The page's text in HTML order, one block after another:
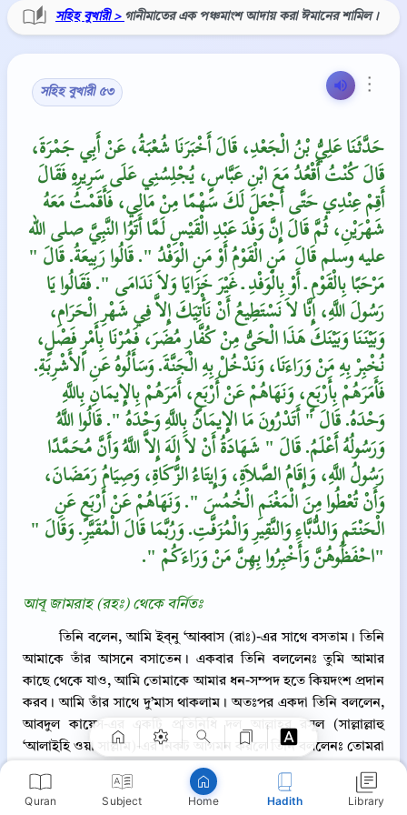
Quran Subject Home Hadith Library
সহিহ বুখারী > গানীমাতের এক পঞ্চমাংশ আদায় করা ঈমানের শামিল।
⋮
সহিহ বুখারী ৫৩
حَدَّثَنَا عَلِيُّ بْنُ الْجَعْدِ، قَالَ أَخْبَرَنَا شُعْبَةُ، عَنْ أَبِي جَمْرَةَ،
قَالَ كُنْتُ أَقْعُدُ مَعَ ابْنِ عَبَّاسٍ، يُجْلِسُنِي عَلَى سَرِيرِهِ فَقَالَ
أَقِمْ عِنْدِي حَتَّى أَجْعَلَ لَكَ سَهْمًا مِنْ مَالِي، فَأَقَمْتُ مَعَهُ
شَهْرَيْنِ، ثُمَّ قَالَ إِنَّ وَفْدَ عَبْدِ الْقَيْسِ لَمَّا أَتَوُا النَّبِيَّ صلى الله
عليه وسلم قَالَ ‏‏ مَنِ الْقَوْمُ أَوْ مَنِ الْوَفْدُ ‏"‏‏.‏ قَالُوا رَبِيعَةُ‏.‏ قَالَ ‏"‏
مَرْحَبًا بِالْقَوْمِ ـ أَوْ بِالْوَفْدِ ـ غَيْرَ خَزَايَا وَلاَ نَدَامَى ‏"‏‏.‏ فَقَالُوا يَا
رَسُولَ اللَّهِ، إِنَّا لاَ نَسْتَطِيعُ أَنْ نَأْتِيَكَ إِلاَّ فِي شَهْرِ الْحَرَامِ،
وَبَيْنَنَا وَبَيْنَكَ هَذَا الْحَىُّ مِنْ كُفَّارِ مُضَرَ، فَمُرْنَا بِأَمْرٍ فَصْلٍ،
نُخْبِرْ بِهِ مَنْ وَرَاءَنَا، وَنَدْخُلْ بِهِ الْجَنَّةَ‏.‏ وَسَأَلُوهُ عَنِ الأَشْرِبَةِ‏.‏
فَأَمَرَهُمْ بِأَرْبَعٍ، وَنَهَاهُمْ عَنْ أَرْبَعٍ، أَمَرَهُمْ بِالإِيمَانِ بِاللَّهِ
وَحْدَهُ‏.‏ قَالَ ‏"‏ أَتَدْرُونَ مَا الإِيمَانُ بِاللَّهِ وَحْدَهُ ‏"‏‏.‏ قَالُوا اللَّهُ
وَرَسُولُهُ أَعْلَمُ‏.‏ قَالَ ‏"‏ شَهَادَةُ أَنْ لاَ إِلَهَ إِلاَّ اللَّهُ وَأَنَّ مُحَمَّدًا
رَسُولُ اللَّهِ، وَإِقَامُ الصَّلاَةِ، وَإِيتَاءُ الزَّكَاةِ، وَصِيَامُ رَمَضَانَ،
وَأَنْ تُعْطُوا مِنَ الْمَغْنَمِ الْخُمُسَ ‏"‏‏.‏ وَنَهَاهُمْ عَنْ أَرْبَعٍ عَنِ
الْحَنْتَمِ وَالدُّبَّاءِ وَالنَّقِيرِ وَالْمُزَفَّتِ‏.‏ وَرُبَّمَا قَالَ الْمُقَيَّرِ‏.‏ وَقَالَ ‏"‏
احْفَظُوهُنَّ وَأَخْبِرُوا بِهِنَّ مَنْ وَرَاءَكُمْ ‏"‏‏.‏"
আবূ জামরাহ (রহঃ) থেকে বর্নিতঃ
তিনি বলেন, আমি ইব্‌নু ‘আব্বাস (রাঃ)-এর সাথে বসতাম। তিনি
আমাকে তাঁর আসনে বসাতেন। একবার তিনি বললেনঃ তুমি আমার
কাছে থেকে যাও, আমি তোমাকে আমার ধন-সম্পদ হতে কিয়দংশ প্রদান
করব। আমি তাঁর সাথে দু’মাস থাকলাম। অতঃপর একদা তিনি বললেন,
আবদুল কায়েস-এর একটি প্রতিনিধি দল আল্লাহর রসূল (সাল্লাল্লাহু
‘আলাইহি ওয়া সাল্লাম)-এর নিকট আগমন করলে তিনি বললেনঃ তোমরা
কোন্‌ গোত্রের? কিংবা বললেন, কোন প্রতিনিধিদলের? তারা বলল,
‘রাবী‘আ গোত্রের।’ তিনি বললেনঃ স্বাগতম সে গোত্র বা সে প্রতিনিধি
Copy